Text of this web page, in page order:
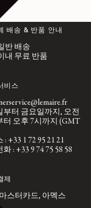
배송 & 반품 안내
반 배송
내 무료 반품
비스
부터 금요일까지, 오전
터 오후 7시까지 (GMT
: +33 1 72 95 21 21
: +33 9 74 75 58 58
제
스터카드, 아멕스